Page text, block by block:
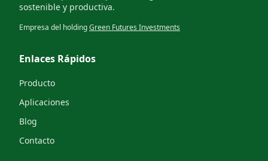
sostenible y productiva.
Empresa del holdingGreen Futures Investments
Enlaces Rápidos
Producto
Aplicaciones
Blog
Contacto